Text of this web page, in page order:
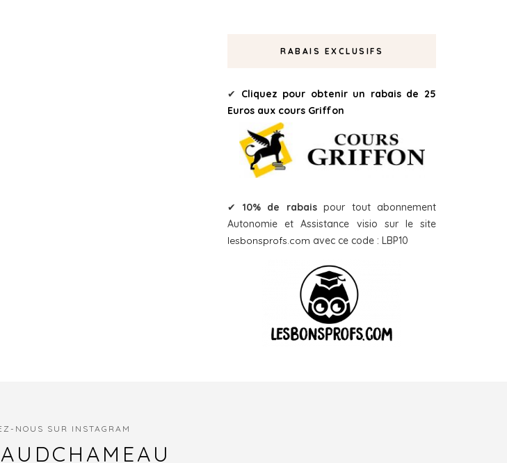
RABAIS EXCLUSIFS
✔ Cliquez pour obtenir un rabais de 25
Euros aux cours Griffon
✔ 10% de rabaispour tout abonnement
Autonomie et Assistance visio sur le site
lesbonsprofs.com avec ce code : LBP10
NOUS SUR INSTAGRAM